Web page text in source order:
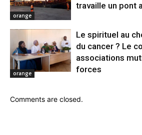
orange
travaille un pont
orange
Le spirituel au
du cancer ? Le
associations
forces
Comments are closed.